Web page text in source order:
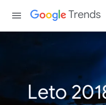
Trends
Leto